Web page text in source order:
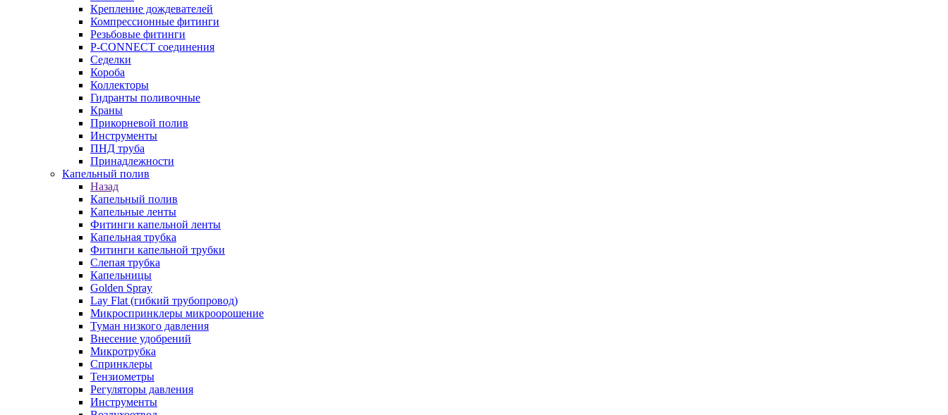
Крепление дождевателей
Компрессионные фитинги
Резьбовые фитинги
P-CONNECT соединения
Седелки
Короба
Коллекторы
Гидранты поливочные
Краны
Прикорневой полив
Инструменты
ПНД труба
Принадлежности
Капельный полив
Назад
Капельный полив
Капельные ленты
Фитинги капельной ленты
Капельная трубка
Фитинги капельной трубки
Слепая трубка
Капельницы
Golden Spray
Lay Flat (гибкий трубопровод)
Микроспринклеры микроорошение
Туман низкого давления
Внесение удобрений
Микротрубка
Спринклеры
Тензиометры
Регуляторы давления
Инструменты